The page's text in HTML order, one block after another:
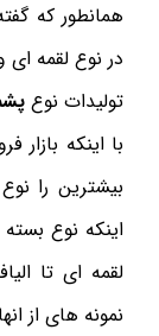
همانطور که
در نوع لقمه ای
تولیدات نوع
با اینکه
بیشترین را
اینکه نوع
لقمه ای تا
نمونه های از